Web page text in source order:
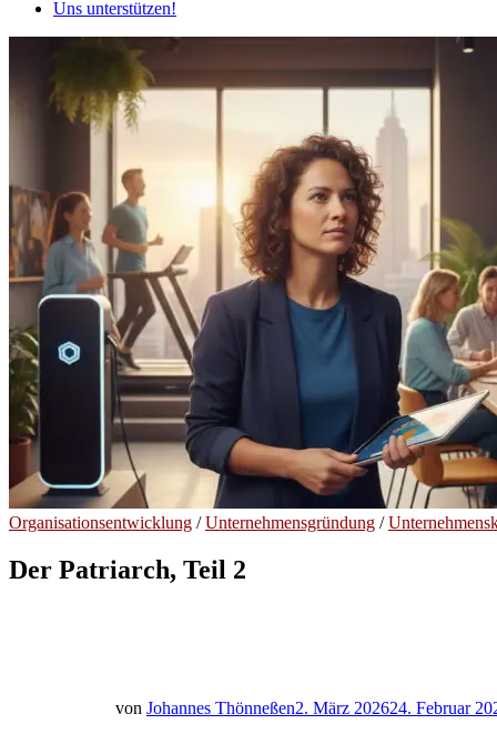
Uns unterstützen!
Organisationsentwicklung /Unternehmensgründung /
Der Patriarch, Teil 2
von Johannes Thönneßen2. März 202624. Februar